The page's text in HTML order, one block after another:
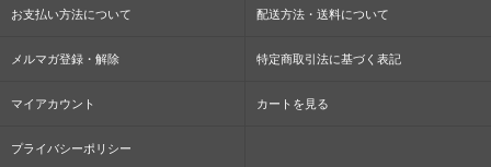
お支払い方法について 配送方法・送料について
メルマガ登録・解除 特定商取引法に基づく表記
マイアカウント カートを見る
プライバシーポリシー